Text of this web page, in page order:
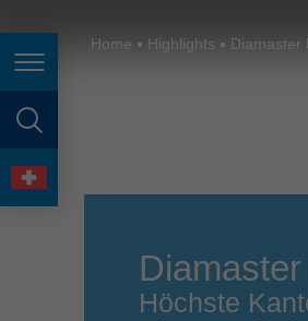
Seitensuche
Sprache
Home Highlights Diamaster
Höchste